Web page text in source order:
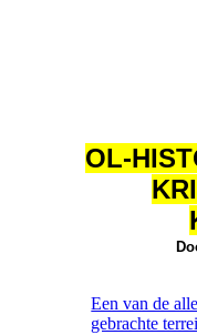
OL-
Een van de
gebrachte